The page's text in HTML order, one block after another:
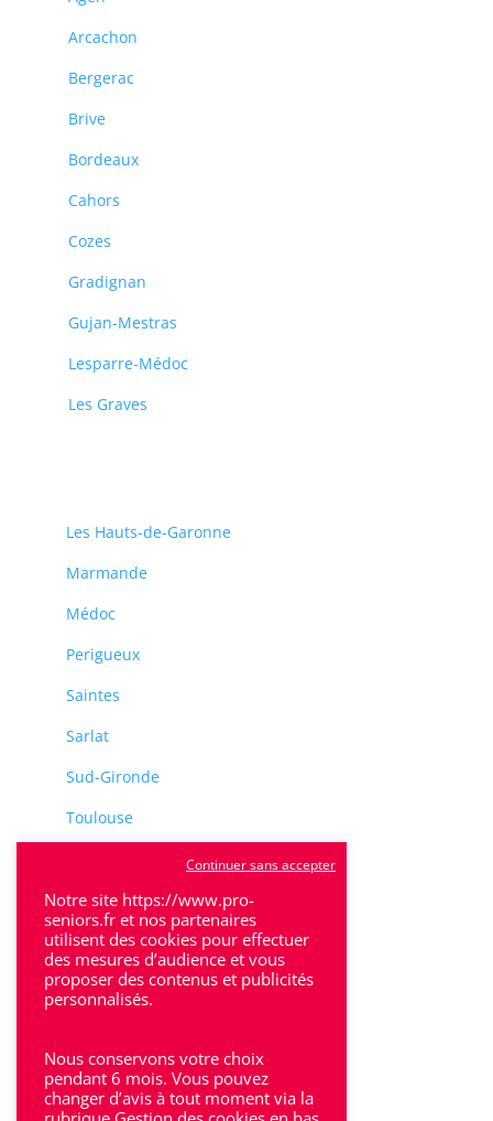
Arcachon
Bergerac
Brive
Bordeaux
Cahors
Cozes
Gradignan
Gujan-Mestras
Lesparre-Médoc
Les Graves
Les Hauts-de-Garonne
Marmande
Médoc
Perigueux
Saintes
Sarlat
Sud-Gironde
Toulouse
Villeneuve-Sur-Lot
Bron
Notre site https://www.pro-
seniors.fr et nos partenaires
utilisent des cookies pour effectuer
des mesures d’audience et vous
proposer des contenus et publicités
personnalisés.
Nous conservons votre choix
pendant 6 mois. Vous pouvez
changer d’avis à tout moment via la
Continuer sans accepter